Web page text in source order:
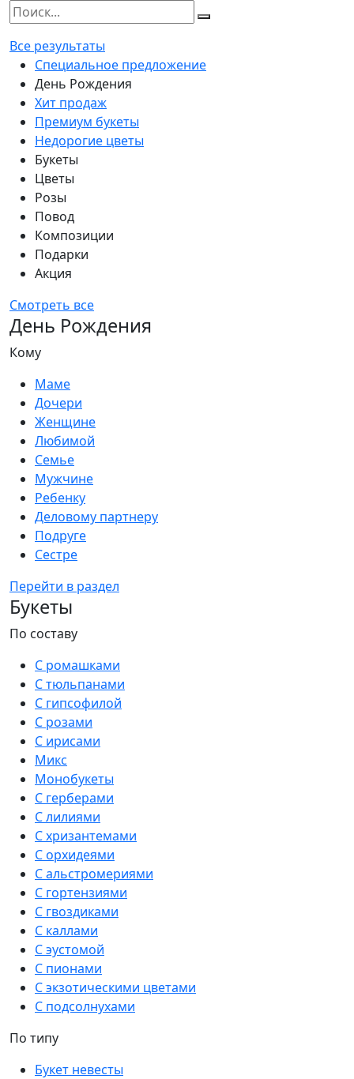
Все результаты
Специальное предложение
День Рождения
Хит продаж
Премиум букеты
Недорогие цветы
Букеты
Цветы
Розы
Повод
Композиции
Подарки
Акция
Смотреть все
День Рождения
Кому
Маме
Дочери
Женщине
Любимой
Семье
Мужчине
Ребенку
Деловому партнеру
Подруге
Сестре
Перейти в раздел
Букеты
По составу
С ромашками
С тюльпанами
С гипсофилой
С розами
С ирисами
Микс
Монобукеты
С герберами
С лилиями
С хризантемами
С орхидеями
С альстромериями
С гортензиями
С гвоздиками
С каллами
С эустомой
С пионами
С экзотическими цветами
С подсолнухами
По типу
Букет невесты